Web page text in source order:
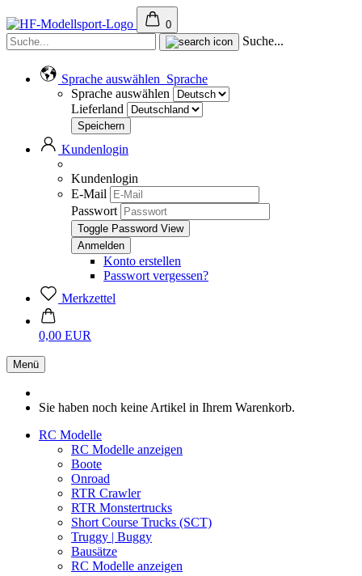
0
Suche...
Sprache auswählen Sprache
Sprache auswählen
Lieferland
Kundenlogin
Kundenlogin
E-Mail
Passwort
Toggle Password View
Konto erstellen
Passwort vergessen?
Merkzettel
0,00 EUR
Menü
Sie haben noch keine Artikel in Ihrem Warenkorb.
RC Modelle
RC Modelle anzeigen
Boote
Onroad
RTR Crawler
RTR Monstertrucks
Short Course Trucks (SCT)
Truggy | Buggy
Bausätze
RC Modelle anzeigen